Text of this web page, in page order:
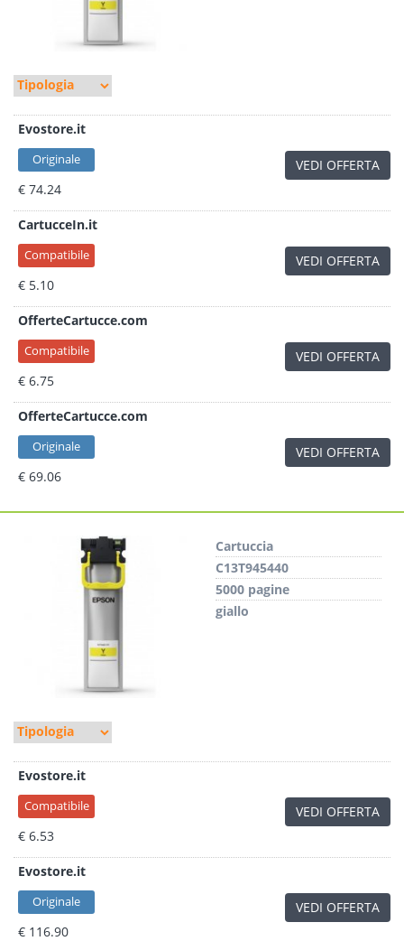
Evostore.it
Originale
€ 74.24
VEDI OFFERTA
CartucceIn.it
Compatibile
€ 5.10
VEDI OFFERTA
OfferteCartucce.com
Compatibile
€ 6.75
VEDI OFFERTA
OfferteCartucce.com
Originale
€ 69.06
VEDI OFFERTA
Cartuccia
C13T945440
5000 pagine
giallo
Evostore.it
Compatibile
€ 6.53
VEDI OFFERTA
Evostore.it
Originale
€ 116.90
VEDI OFFERTA